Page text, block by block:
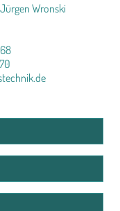
Wronski